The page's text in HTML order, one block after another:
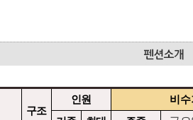
구조
인원
비수